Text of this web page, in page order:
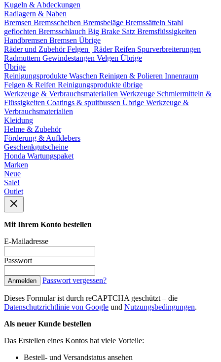
Kugeln & Abdeckungen
Radlagern & Naben
Bremsen Bremsscheiben Bremsbeläge Bremssätteln Stahl
geflochten Bremsschlauch Big Brake Satz Bremsflüssigkeiten
Handbremsen Bremsen Übrige
Räder und ZubehörFelgen | RäderReifen Spurverbreiterungen
Radmuttern Gewindestangen Velgen Übrige
Übrige
Reinigungsprodukte Waschen Reinigen & Polieren Innenraum
Felgen & Reifen Reinigungsprodukte übrige
Werkzeuge & Verbrauchsmaterialien Werkzeuge Schmiermitteln &
Flüssigkeiten Coatings & spuitbussen Übrige Werkzeuge &
Verbrauchsmaterialien
Kleidung
Helme & Zubehör
Förderung & Aufklebers
Geschenkgutscheine
Honda Wartungspaket
Marken
Neue
Sale!
Outlet
Mit Ihrem Konto bestellen
E-Mailadresse
Passwort
Anmelden Passwort vergessen?
Dieses Formular ist durch reCAPTCHA geschützt – die
Datenschutzrichtlinie von Google und Nutzungsbedingungen.
Als neuer Kunde bestellen
Das Erstellen eines Kontos hat viele Vorteile:
Bestell- und Versandstatus ansehen